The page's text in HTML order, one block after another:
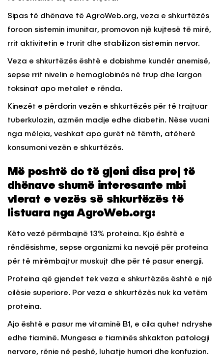
Sipas të dhënave të AgroWeb.org, veza e shkurtëzës
forcon sistemin imunitar, promovon një kujtesë të mirë,
rrit aktivitetin e trurit dhe stabilizon sistemin nervor.
Veza e shkurtëzës është e dobishme kundër anemisë,
sepse rrit nivelin e hemoglobinës në trup dhe largon
toksinat apo metalet e rënda.
Kinezët e përdorin vezën e shkurtëzës për të trajtuar
tuberkulozin, azmën madje edhe diabetin. Nëse vuani
nga mëlçia, veshkat apo gurët në tëmth, atëherë
konsumoni vezën e shkurtëzës.
Më poshtë do të gjeni disa prej të
dhënave shumë interesante mbi
vlerat e vezës së shkurtëzës të
listuara nga AgroWeb.org:
Këto vezë përmbajnë 13% proteina. Kjo është e
rëndësishme, sepse organizmi ka nevojë për proteina
për të mirëmbajtur muskujt dhe për të pasur energji.
Proteina që gjendet tek veza e shkurtëzës është e një
cilësie superiore. Por veza e shkurtëzës nuk ka vetëm
proteina.
Ajo është e pasur me vitaminë B1, e cila quhet ndryshe
edhe tiaminë. Mungesa e tiaminës shkakton patologji
nervore, rënie në peshë, luhatje humori dhe konfuzion.